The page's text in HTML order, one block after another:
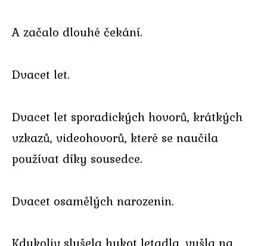
A začalo dlouhé čekání.
Dvacet let.
Dvacet let sporadických hovorů, krátkých
vzkazů, videohovorů, které se naučila
používat díky sousedce.
Dvacet osamělých narozenin.